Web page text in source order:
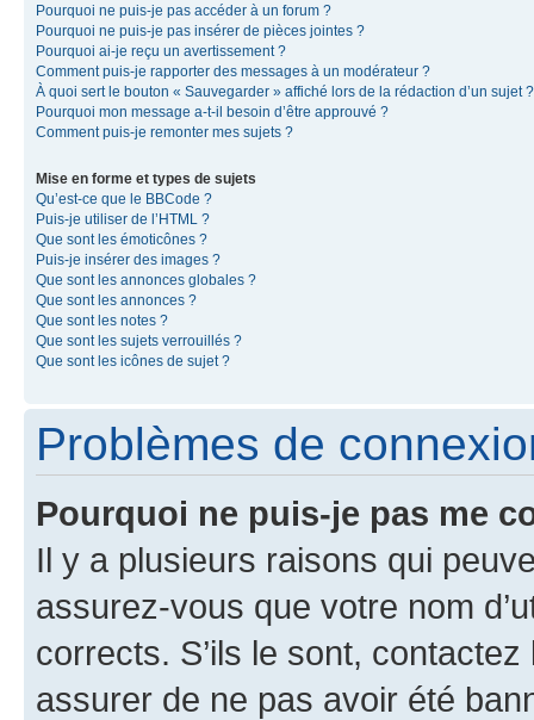
Pourquoi ne puis-je pas accéder à un forum ?
Pourquoi ne puis-je pas insérer de pièces jointes ?
Pourquoi ai-je reçu un avertissement ?
Comment puis-je rapporter des messages à un modérateur ?
À quoi sert le bouton « Sauvegarder » affiché lors de la rédaction d’un sujet ?
Pourquoi mon message a-t-il besoin d’être approuvé ?
Comment puis-je remonter mes sujets ?
Mise en forme et types de sujets
Qu’est-ce que le BBCode ?
Puis-je utiliser de l’HTML ?
Que sont les émoticônes ?
Puis-je insérer des images ?
Que sont les annonces globales ?
Que sont les annonces ?
Que sont les notes ?
Que sont les sujets verrouillés ?
Que sont les icônes de sujet ?
Problèmes de
Pourquoi ne puis-je pas me
Il y a plusieurs raisons qui
assurez-vous que votre nom
corrects. S’ils le sont,
assurer de ne pas avoir été